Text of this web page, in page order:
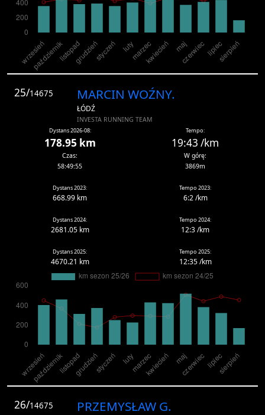
25/14675 MARCIN WOŹNY.
ŁÓDŹ
INVESTA RUNNING TEAM
Dystans 2026-08:
178.95 km
Tempo:
19:43 /km
Czas:
58:49:55
W górę:
3869m
Dystans 2023:
668.99 km
Tempo 2023:
6:2 /km
Dystans 2024:
2681.05 km
Tempo 2024:
12:3 /km
Dystans 2025:
4670.21 km
Tempo 2025:
12:35 /km
26/14675 PRZEMYSŁAW G.